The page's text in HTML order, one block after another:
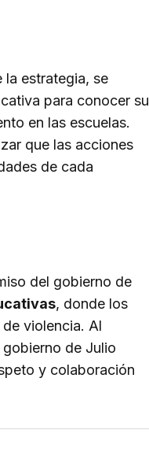
la estrategia, se
para conocer su
en las escuelas.
que las acciones
de cada
del gobierno de
, donde los
violencia. Al
de Julio
y colaboración